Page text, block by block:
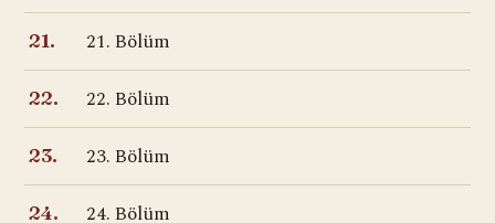
21. 21. Bölüm
22. 22. Bölüm
23. 23. Bölüm
24. 24. Bölüm